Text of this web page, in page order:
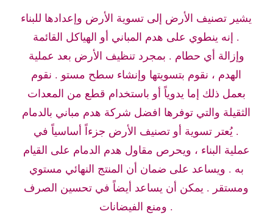
يشير تصنيف الأرض إلى تسوية الأرض وإعدادها للبناء
. إنه ينطوي على هدم المباني أو الهياكل القائمة
وإزالة أي حطام . بمجرد تنظيف الأرض بعد عملية
الهدم ، نقوم بتسويتها وإنشاء سطح مستو . نقوم
بعمل ذلك إما يدوياً أو باستخدام قطع من المعدات
الثقيلة والتي توفرها افضل شركة هدم مباني بالدمام
. يُعتر تسوية أو تصنيف الأرض جزءاً أساسياً في
عملية البناء ، ويحرص مقاول هدم الدمام على القيام
به . ويساعد على ضمان أن المنتج النهائي مستوي
ومستقر . يمكن أن يساعد أيضاً في تحسين الصرف
ومنع الفيضانات .